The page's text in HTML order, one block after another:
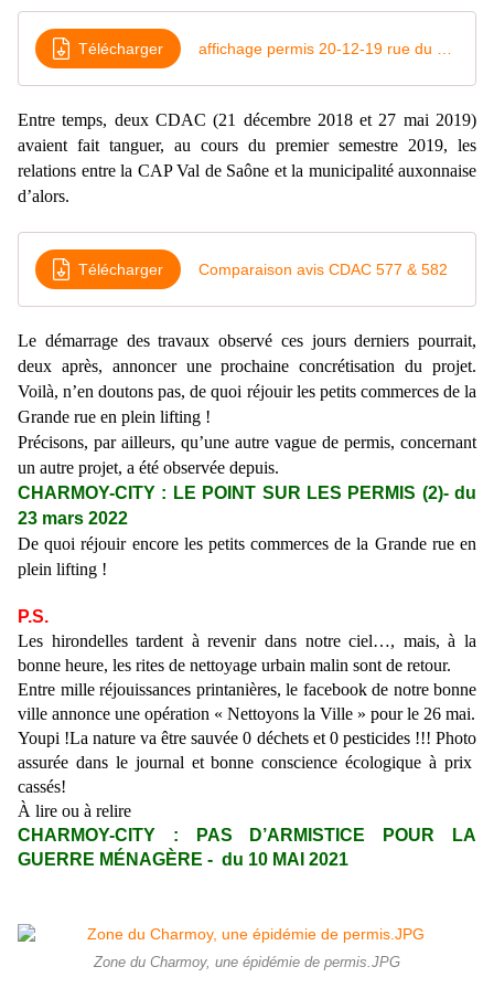
Télécharger
Entre temps, deux CDAC (21 décembre 2018 et 27 mai 2019)
avaient fait tanguer, au cours du premier semestre 2019, les
relations entre la CAP Val de Saône et la municipalité auxonnaise
d’alors.
Télécharger Comparaison avis CDAC 577 & 582
Le démarrage des travaux observé ces jours derniers pourrait,
deux après, annoncer une prochaine concrétisation du projet.
Voilà, n’en doutons pas, de quoi réjouir les petits commerces de la
Grande rue en plein lifting !
Précisons, par ailleurs, qu’une autre vague de permis, concernant
un autre projet, a été observée depuis.
CHARMOY-CITY : LE POINT SUR LES PERMIS (2)- du
23 mars 2022
De quoi réjouir encore les petits commerces de la Grande rue en
plein lifting !
P.S.
Les hirondellestardent à revenirdans notre ciel…, mais, à la
bonne heure, les rites de nettoyage urbain malin sont de retour.
Entre mille réjouissances printanières, le facebook de notre bonne
ville annonce une opération « Nettoyons la Ville » pourle 26 mai.
Youpi !La nature va être sauvée 0 déchets et 0 pesticides !!! Photo
assurée dans le journal et bonne conscience écologique à prix
cassés!
À lire ou à relire
CHARMOY-CITY : PAS D’ARMISTICE POUR LA
GUERRE MÉNAGÈRE - du 10 MAI 2021
Zone du Charmoy, une épidémie de permis.JPG